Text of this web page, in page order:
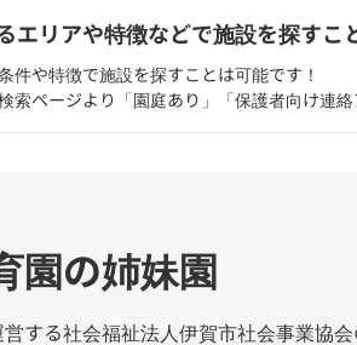
エリアや特徴などで施設を探すこ
件や特徴で施設を探すことは可能です！
索ページより「園庭あり」「保護者向け連
園の姉妹園
する社会福祉法人伊賀市社会事業協会